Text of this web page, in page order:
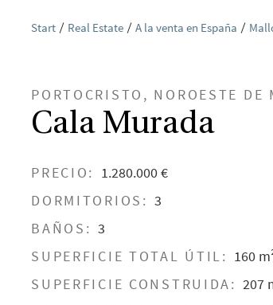
Start Real Estate A la venta en España
PORTOCRISTO, NOROESTE DE
Cala Murada
PRECIO:
1.280.000 €
DORMITORIOS: 3
BAÑOS: 3
SUPERFICIE TOTAL ÚTIL: 160
SUPERFICIE CONSTRUIDA: 207